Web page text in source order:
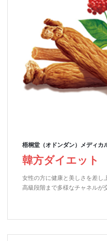
梧桐堂（オドンダン）メディカ
韓方ダイエット
女性の方に健康と美しさを差し
高級段階まで多様なチャネルが